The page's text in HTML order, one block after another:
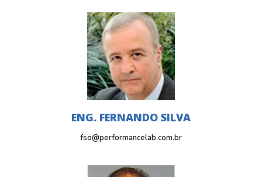
ENG. FERNANDO SILVA
fso@performancelab.com.br